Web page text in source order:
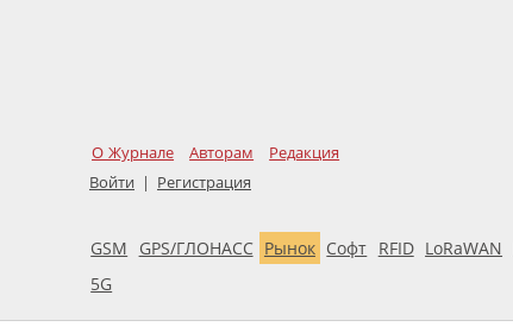
О Журнале Авторам
Редакция
Войти | Регистрация
GSM GPS/ГЛОНАСС Рынок Софт RFID LoRaWAN
5G